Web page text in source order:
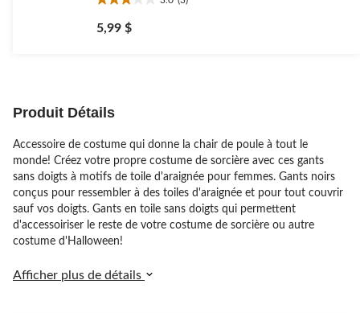
3.0
étoile(s)
sur
5,99 $
Produit Détails
Accessoire de costume qui donne la chair de poule à tout le
monde! Créez votre propre costume de sorcière avec ces gants
sans doigts à motifs de toile d'araignée pour femmes. Gants noirs
conçus pour ressembler à des toiles d'araignée et pour tout couvrir
sauf vos doigts. Gants en toile sans doigts qui permettent
d'accessoiriser le reste de votre costume de sorcière ou autre
costume d'Halloween!
Afficher plus de détails